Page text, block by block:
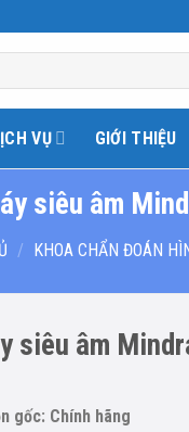
VỤ GIỚI THIỆU
siêu âm
/ KHOA CHẨN ĐOÁN
siêu âm
gốc: Chính hãng